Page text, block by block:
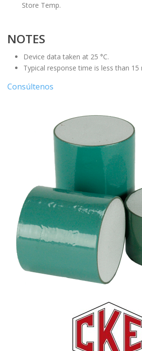
Store Temp.
NOTES
Device data taken at 25 °C.
Typical response time is less than 15
Consúltenos